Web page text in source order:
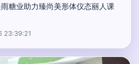
糖业助力臻尚美形体仪态丽人课
23:39:21